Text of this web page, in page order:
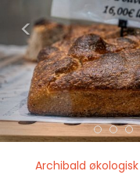
<
Archibald